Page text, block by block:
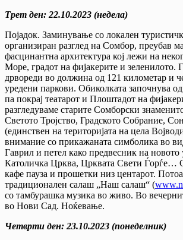
Трет ден: 22.10.2023 (недела)
Појадок. Заминување со локален
организиран разглед на Сомбор, преубав
фасцинантна архитектура кој лежи на
Море, градот на фијакерите и зеленилото.
дрвореди во должина од 121 километар и
уредени паркови. Обиколката започнува
па покрај театарот и Плоштадот на
разгледуваме старите Сомборски
Светото Тројство, Градското Собрание,
(единствен на територијата на цела
внимание со прикажаната симболика во
Гаврил и петел како предвесник на новото
Католичка Црква, Црквата Свети Ѓорѓе…
кафе пауза и прошетки низ центарот.
традиционален салаш „Наш салаш“ (
со тамбурашка музика во живо. Во
во Нови Сад. Ноќевање.
Четврти ден: 23.10.2023 (понеделник)